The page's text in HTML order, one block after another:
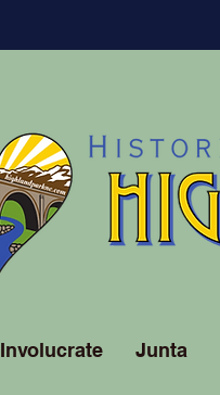
Involucrate Junta